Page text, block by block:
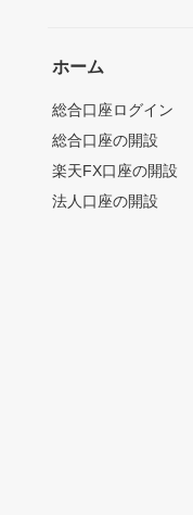
ホーム
総合口座ログイン
総合口座の開設
楽天FX口座の開設
法人口座の開設